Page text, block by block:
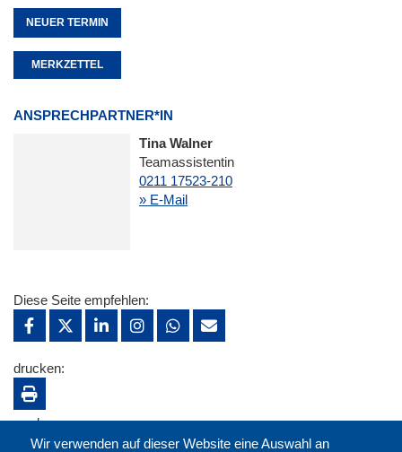
NEUER TERMIN
MERKZETTEL
ANSPRECHPARTNER*IN
Tina Walner
Teamassistentin
0211 17523-210
» E-Mail
Wir verwenden auf dieser Website eine Auswahl an
Diese Seite empfehlen:
drucken:
merken: